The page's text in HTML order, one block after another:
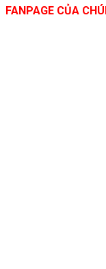
FANPAGE CỦA